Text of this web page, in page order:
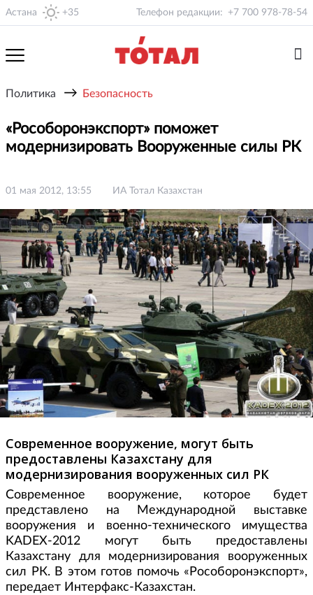
Астана +35 Телефон редакции: +7 700 978-78-54
Политика → Безопасность
«Рособоронэкспорт» поможет
модернизировать Вооруженные силы РК
01 мая 2012, 13:55 ИА Тотал Казахстан
Современное вооружение, могут быть
предоставлены Казахстану для
модернизирования вооруженных сил РК
Современное вооружение, которое будет
представлено на Международной выставке
вооружения и военно-технического имущества
KADEX-2012 могут быть предоставлены
Казахстану для модернизирования вооруженных
сил РК. В этом готов помочь «Рособоронэкспорт»,
передает Интерфакс-Казахстан.